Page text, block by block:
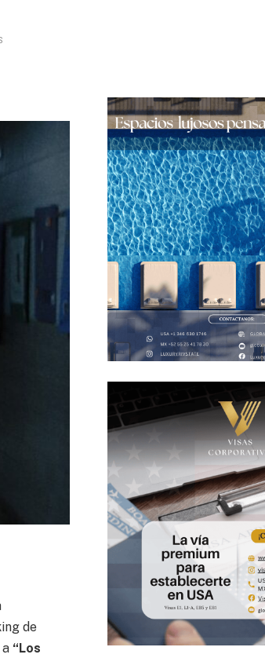
de
“Los